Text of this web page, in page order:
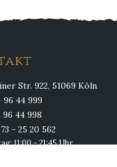
Str. 922, 51069 Köln
96 44 999
96 44 998
- 25 20 562
11:00 - 21:45 Uhr